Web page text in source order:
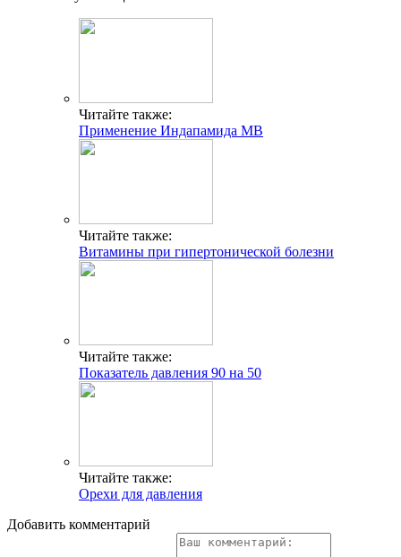
Читайте также:
Применение Индапамида МВ
Читайте также:
Витамины при гипертонической болезни
Читайте также:
Показатель давления 90 на 50
Читайте также:
Орехи для давления
Добавить комментарий